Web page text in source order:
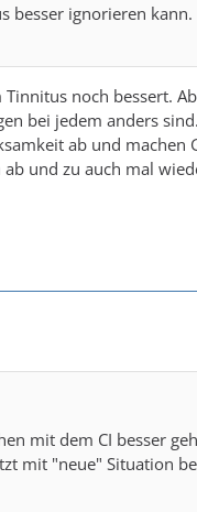
besser ignorieren
noch bessert.
bei jedem anders
ab und machen
und zu auch mal
mit dem CI besser
mit "neue" Situation